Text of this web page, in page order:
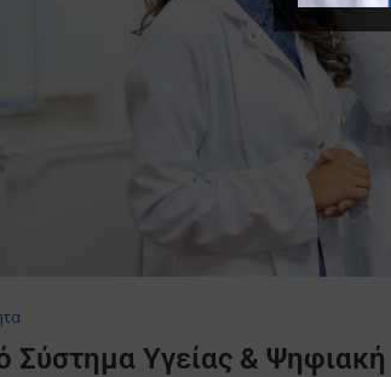
Σύστημα Υγείας &